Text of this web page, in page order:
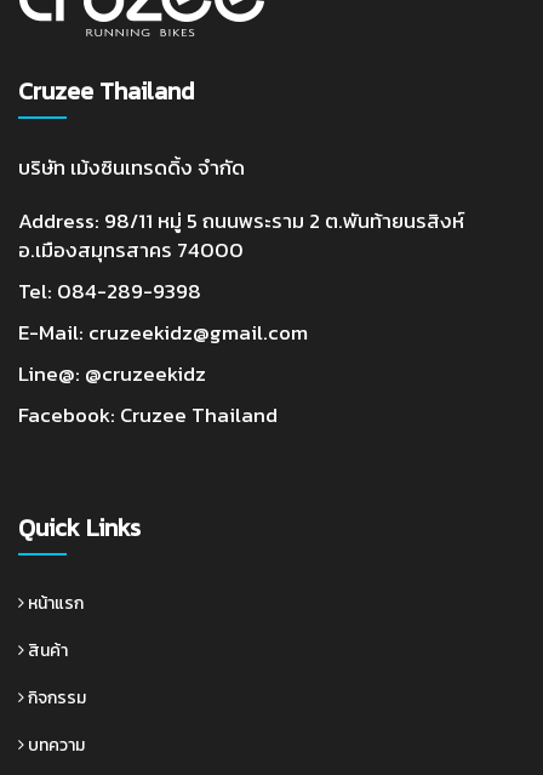
Cruzee Thailand
บริษัท เม้งซินเทรดดิ้ง จำกัด
Address: 98/11 หมู่ 5 ถนนพระราม 2 ต.พันท้ายนรสิงห์
อ.เมืองสมุทรสาคร 74000
Tel: 084-289-9398
E-Mail: cruzeekidz@gmail.com
Line@: @cruzeekidz
Facebook: Cruzee Thailand
Quick Links
หน้าแรก
สินค้า
กิจกรรม
บทความ